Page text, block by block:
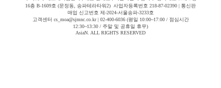
16층 B-1609호 (문정동, 송파테라타워2) 사업자등록번호 218-87-02390 | 통신판
매업 신고번호 제-2024-서울송파-3233호
고객센터 cs_moa@sjmnc.co.kr | 02-400-6036 (평일 10:00~17:00 / 점심시간
12:30~13:30 / 주말 및 공휴일 휴무)
AsiaN. ALL RIGHTS RESERVED